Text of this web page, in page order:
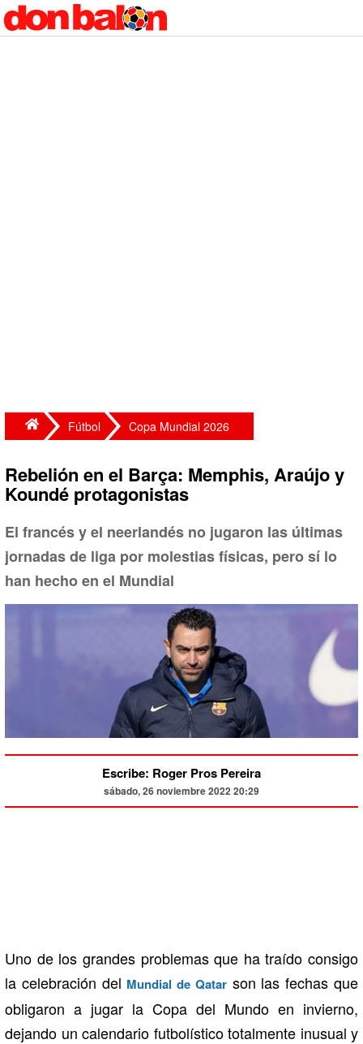
Fútbol Copa Mundial 2026
Rebelión en el Barça: Memphis, Araújo y
Koundé protagonistas
El francés y el neerlandés no jugaron las últimas
jornadas de liga por molestias físicas, pero sí lo
han hecho en el Mundial
Escribe: Roger Pros Pereira
sábado, 26 noviembre 2022 20:29
Uno de los grandes problemas que ha traído consigo
la celebración del Mundial de Qatarson las fechas que
obligaron a jugar la Copa del Mundo en invierno,
dejando un calendario futbolístico totalmente inusual y